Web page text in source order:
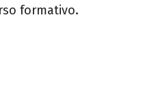
formativo.